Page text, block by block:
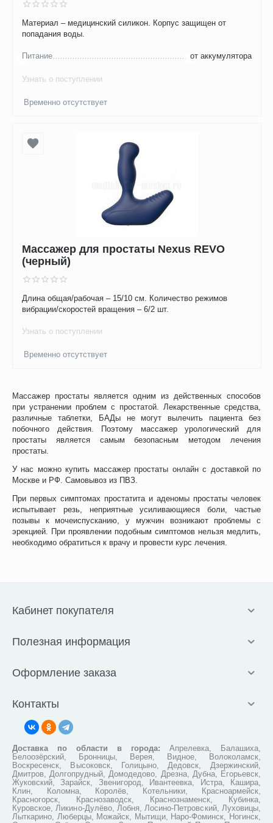
Массажер простаты является одним из действенных способов
при устранении проблем с простатой. Лекарственные средства,
различные таблетки, БАДы не могут вылечить пациента без
побочного действия. Поэтому массажер урологический для
простаты является самым безопасным методом лечения
простаты.
У нас можно купить массажер простаты онлайн с доставкой по
Москве и РФ. Самовывоз из ПВЗ.
При первых симптомах простатита и аденомы простаты человек
испытывает резь, неприятные усиливающиеся боли, частые
позывы к мочеиспусканию, у мужчин возникают проблемы с
эрекцией. При проявлении подобным симптомов нельзя медлить,
необходимо обратиться к врачу и провести курс лечения.
Материал – медицинский силикон. Корпус защищен от
попадания воды.
Питание от аккумулятора
Узнать о поступлении
Временно отсутствует
Массажер для простаты Nexus REVO
(черный)
Длина общая/рабочая – 15/10 см. Количество режимов
вибрации/скоростей вращения – 6/2 шт.
Узнать о поступлении
Временно отсутствует
Кабинет покупателя
Полезная информация
Оформление заказа
Контакты
Доставка по области в города: Апрелевка, Балашиха,
Белоозёрский, Бронницы, Верея, Видное, Волоколамск,
Воскресенск, Высоковск, Голицыно, Дедовск, Дзержинский,
Дмитров, Долгопрудный, Домодедово, Дрезна, Дубна, Егорьевск,
Жуковский, Зарайск, Звенигород, Ивантеевка, Истра, Кашира,
Клин, Коломна, Королёв, Котельники, Красноармейск,
Красногорск, Краснозаводск, Краснознаменск, Кубинка,
Куровское, Ликино-Дулёво, Лобня, Лосино-Петровский, Луховицы,
Лыткарино, Люберцы, Можайск, Мытищи, Наро-Фоминск, Ногинск,